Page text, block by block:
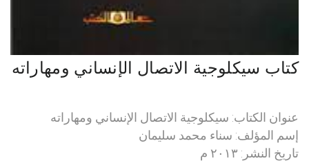
كتاب سيكلوجية الاتصال الإنساني ومهاراته
عنوان الكتاب: سيكلوجية الاتصال الإنساني ومهاراته
إسم المؤلف: سناء محمد سليمان
تاريخ النشر: ٢٠١٣ م